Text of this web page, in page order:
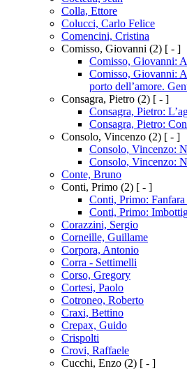
Colla, Ettore
Colucci, Carlo Felice
Comencini, Cristina
Comisso, Giovanni (2) [ - ]
Comisso, Giovanni:
Comisso, Giovanni:
porto dell’amore.
Consagra, Pietro (2) [ - ]
Consagra, Pietro:
Consagra, Pietro:
Consolo, Vincenzo (2) [ - ]
Consolo, Vincenzo:
Consolo, Vincenzo:
Conte, Bruno
Conti, Primo (2) [ - ]
Conti, Primo:
Conti, Primo:
Corazzini, Sergio
Corneille, Guillame
Corpora, Antonio
Corra - Settimelli
Corso, Gregory
Cortesi, Paolo
Cotroneo, Roberto
Craxi, Bettino
Crepax, Guido
Crispolti
Crovi, Raffaele
Cucchi, Enzo (2) [ - ]